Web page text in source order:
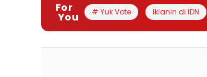
For
You # Yuk Vote Iklanin di IDN